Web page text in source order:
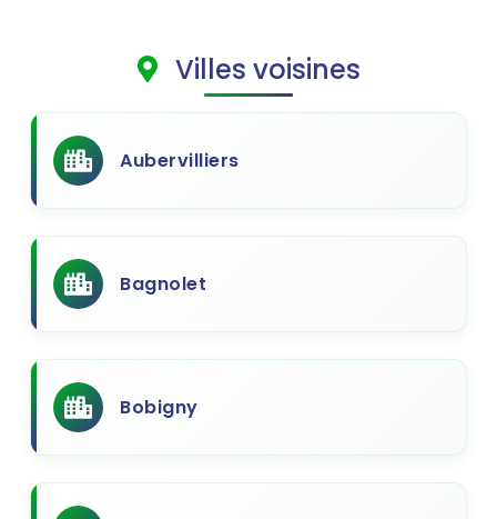
Villes voisines
Aubervilliers
Bagnolet
Bobigny